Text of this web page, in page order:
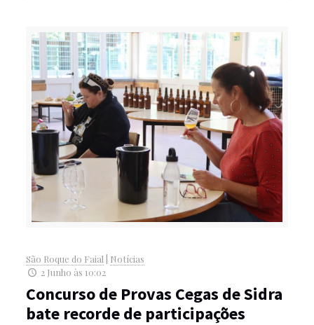
São Roque do Faial
Notícias
2 Junho às 10:02
Concurso de Provas Cegas de Sidra
bate recorde de participações